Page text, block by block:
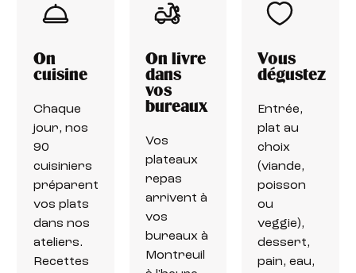
On
cuisine
Chaque
jour, nos
90
cuisiniers
préparent
vos plats
dans nos
ateliers.
Recettes
On livre
dans
vos
bureaux
Vos
plateaux
repas
arrivent à
vos
bureaux à
Montreuil
Vous
dégustez
Entrée,
plat au
choix
(viande,
poisson
ou
veggie),
dessert,
pain, eau,